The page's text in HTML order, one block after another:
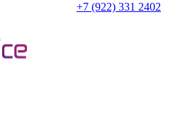
+7 (922) 331 2402